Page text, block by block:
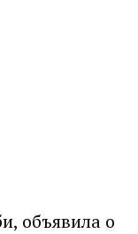
объявила о